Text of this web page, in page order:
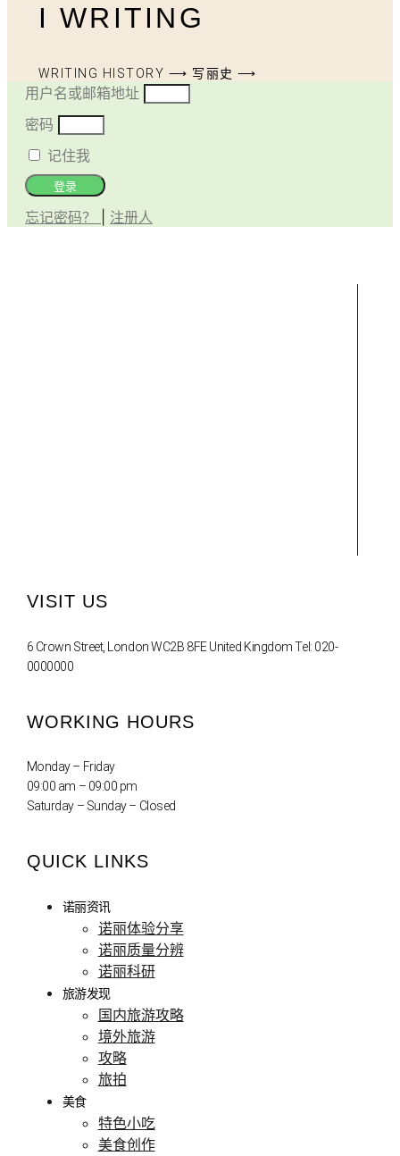
I WRITING
WRITING HISTORY ⟶ 写丽史 ⟶
用户名或邮箱地址
密码
记住我
登录
忘记密码？ 注册人
VISIT US
6 Crown Street, London WC2B 8FE United Kingdom Tel: 020-
0000000
WORKING HOURS
Monday – Friday
09:00 am – 09:00 pm
Saturday – Sunday – Closed
QUICK LINKS
诺丽资讯
诺丽体验分享
诺丽质量分辨
诺丽科研
旅游发现
国内旅游攻略
境外旅游
攻略
旅拍
美食
特色小吃
美食创作